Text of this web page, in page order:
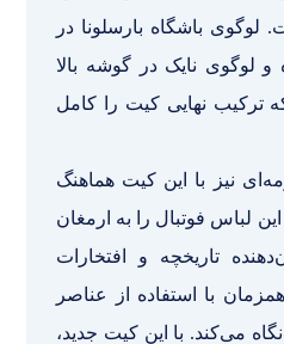
باشگاه بارسلونا در
لوگوی نایک در گوشه بالا
نهایی کیت را کامل
نیز با این کیت هماهنگ
لباس فوتبال را به ارمغان
تاریخچه و افتخارات
با استفاده از عناصر
می‌کند. با این کیت جدید،